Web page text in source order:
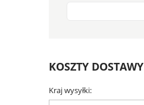
KOSZTY DOSTAWY
Kraj wysyłki: